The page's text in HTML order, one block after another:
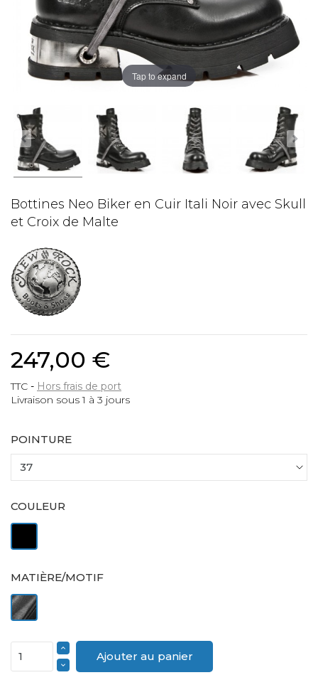
Tap to expand
Bottines Neo Biker en Cuir Itali Noir avec Skull
et Croix de Malte
247,00 €
TTC
Hors frais de port
Livraison sous 1 à 3 jours
POINTURE
COULEUR
MATIÈRE/MOTIF
Cuir
Ajouter au panier